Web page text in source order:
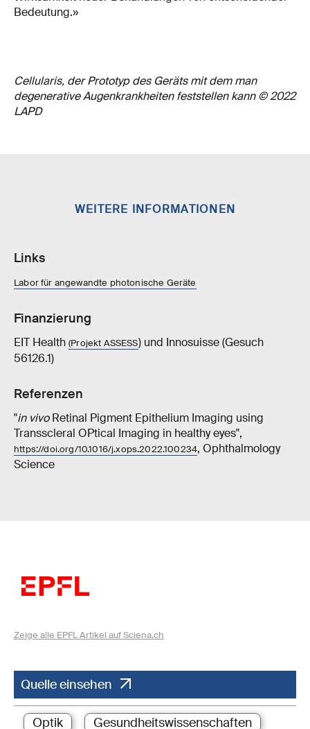
Bedeutung.»
Cellularis, der Prototyp des Geräts mit dem man
degenerative Augenkrankheiten feststellen kann © 2022
LAPD
WEITERE INFORMATIONEN
Links
Labor für angewandte photonische Geräte
Finanzierung
EIT Health (Projekt ASSESS) und Innosuisse (Gesuch
56126.1)
Referenzen
"in vivoRetinal Pigment Epithelium Imaging using
Transscleral OPtical Imaging in healthy eyes",
https://doi.org/10.1016/j.xops.2022.100234, Ophthalmology
Science
Zeige alle EPFL Artikel auf Sciena.ch
Quelle einsehen
Optik
Gesundheitswissenschaften